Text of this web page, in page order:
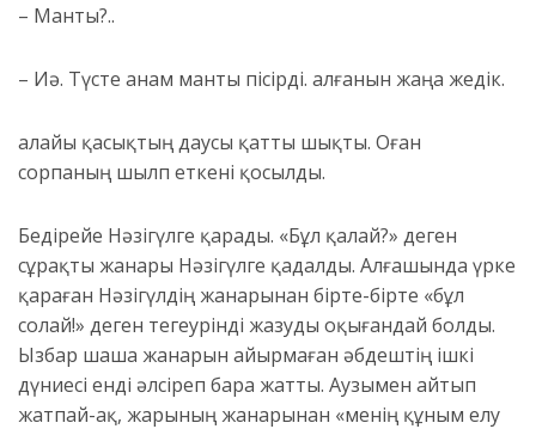
– Манты?..
– Иә. Түсте анам манты пісірді. Қ алғанын жаңа жедік.
Қалайы қасықтың даусы қатты шықты. Оған
сорпаның шылп еткені қосылды.
Бедірейе Нәзігүлге қарады. «Бұл қалай?» деген
сұрақты жанары Нәзігүлге қадалды. Алғашында үрке
қараған Нәзігүлдің жанарынан бірте-бірте «бұл
солай!» деген тегеурінді жазуды оқығандай болды.
Ызбар шаша жанарын айырмаған Қәбдештің ішкі
дүниесі енді әлсіреп бара жатты. Аузымен айтып
жатпай-ақ, жарының жанарынан «менің құным елу